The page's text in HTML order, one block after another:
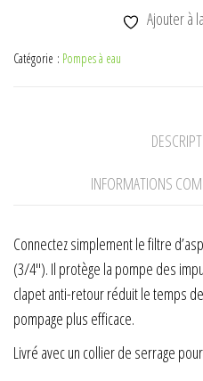
clapet
Ajouter à
Catégorie : Pompes à eau
INFORMATIONS
Connectez simplement le filtre
(3/4″). Il protège la pompe des
clapet anti-retour réduit le temps
pompage plus efficace.
Livré avec un collier de serrage